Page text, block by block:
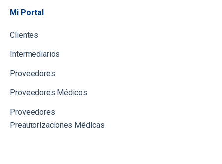
Mi Portal
Clientes
Intermediarios
Proveedores
Proveedores Médicos
Proveedores
Preautorizaciones Médicas